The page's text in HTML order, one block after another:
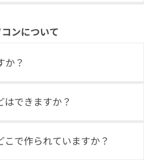
ンについて
か？
できますか？
で作られていますか？